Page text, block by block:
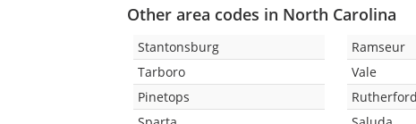
Other area codes in North Carolina
Stantonsburg
Tarboro
Pinetops
Ramseur
Vale